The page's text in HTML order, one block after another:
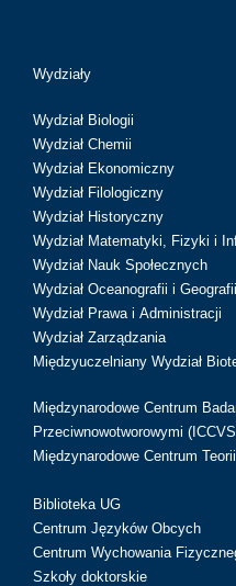
Wydziały
Wydział Biologii
Wydział Chemii
Wydział Ekonomiczny
Wydział Filologiczny
Wydział Historyczny
Wydział Matematyki, Fizyki i
Wydział Nauk Społecznych
Wydział Oceanografii i Geografii
Wydział Prawa i Administracji
Wydział Zarządzania
Międzyuczelniany Wydział
Międzynarodowe Centrum
Przeciwnowotworowymi
Międzynarodowe Centrum
Biblioteka UG
Centrum Języków Obcych
Centrum Wychowania
Szkoły doktorskie